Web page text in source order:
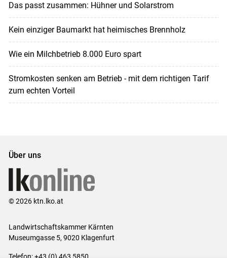
Das passt zusammen: Hühner und Solarstrom
Kein einziger Baumarkt hat heimisches Brennholz
Wie ein Milchbetrieb 8.000 Euro spart
Stromkosten senken am Betrieb - mit dem richtigen Tarif
zum echten Vorteil
Über uns
© 2026 ktn.lko.at
Landwirtschaftskammer Kärnten
Museumgasse 5, 9020 Klagenfurt